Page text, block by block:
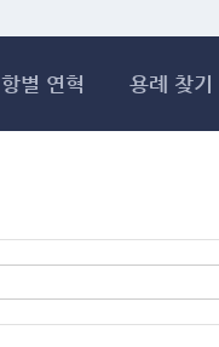
항별 연혁 용례 찾기